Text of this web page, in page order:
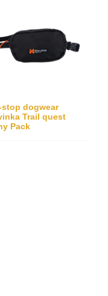
stop dogwear
Trail quest
Pack